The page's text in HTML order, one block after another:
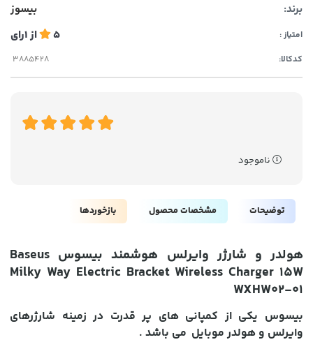
برند: بیسوز
امتیاز : 5 از1رای
کدکالا:
ناموجود
توضیحات مشخصات محصول بازخوردها
هولدر و شارژر وایرلس هوشمند بیسوس Baseus
Milky Way Electric Bracket Wireless Charger 15W
WXHW02-01
بیسوس یکی از کمپانی های پر قدرت در زمینه شارژرهای
وایرلس و هولدر موبایل می باشد .